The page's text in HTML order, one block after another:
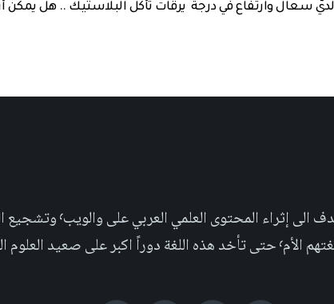
سعال وارتفاع في درجة يرقات تأكل البلاستيك .. هل يمكن
مجلة علمية عربية غير ربحية،
والإجتماعية.